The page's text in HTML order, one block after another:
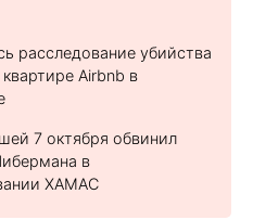
расследование убийства
Airbnb в
7 октября обвинил
в
ХАМАС